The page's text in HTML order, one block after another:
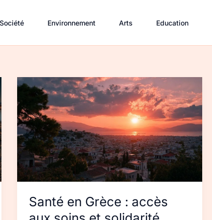
Société Environnement Arts Education
Santé en Grèce : accès
Santé
en
Grèce
:
accès
aux
soins
et